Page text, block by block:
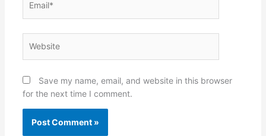
Save my name, email, and website in this browser
for the next time I comment.